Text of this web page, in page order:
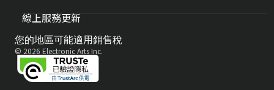
線上服務更新
您的地區可能適用銷售稅
© 2026 Electronic Arts Inc.